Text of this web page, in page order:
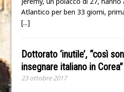
Atlantico per ben 33 giorni,
[...]
Dottorato ‘inutile’, “così
insegnare italiano in Corea”
23 ottobre 2017